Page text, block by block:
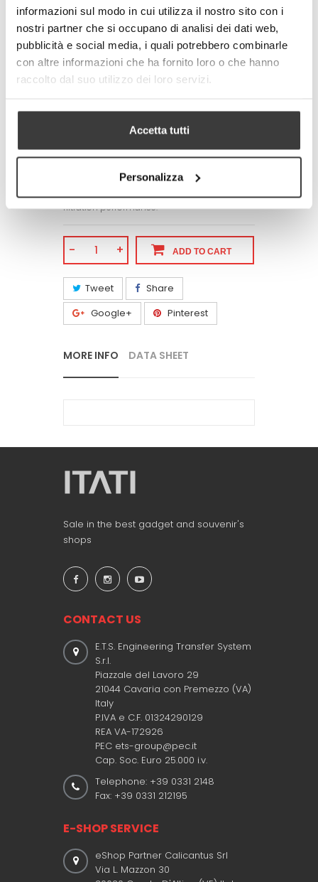
informazioni sul modo in cui utilizza il nostro sito con i
nostri partner che si occupano di analisi dei dati web,
pubblicità e social media, i quali potrebbero combinarle
con altre informazioni che ha fornito loro o che hanno
raccolto dal suo utilizzo dei loro servizi.
Accetta tutti
Personalizza
100% Polyester (mask)
77% Polyester + 23% Elastomer (elastic tape)
Adult size: 17x17x7 cm. Child size:
14x14x6 cm
- Wash and disinfect the mask daily. The
up to 60°C.
washing it as ironing allows the filtering TNT
layer to be always compact, increasing
filtration performance.
- + ADD TO CART
Tweet
Share
Google+
Pinterest
MORE INFO DATA SHEET
Sale in the best gadget and souvenir's
shops
CONTACT US
E.T.S. Engineering Transfer System
S.r.l.
Piazzale del Lavoro 29
21044 Cavaria con Premezzo (VA)
Italy
P.IVA e C.F. 01324290129
REA VA-172926
PEC ets-group@pec.it
Cap. Soc. Euro 25.000 i.v.
Telephone: +39 0331 2148
Fax: +39 0331 212195
E-SHOP SERVICE
eShop Partner Calicantus Srl
Via L. Mazzon 30